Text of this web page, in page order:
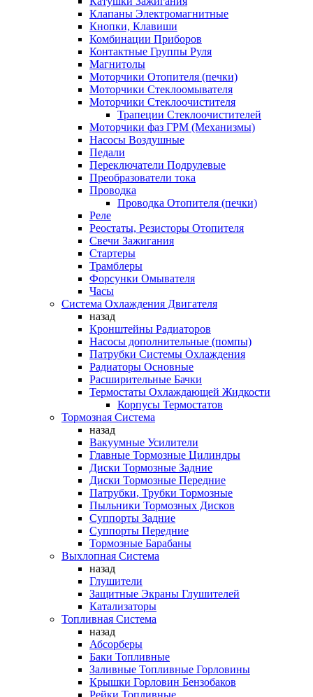
Клапаны Электромагнитные
Кнопки, Клавиши
Комбинации Приборов
Контактные Группы Руля
Магнитолы
Моторчики Отопителя (печки)
Моторчики Стеклоомывателя
Моторчики Стеклоочистителя
Трапеции Стеклоочистителей
Моторчики фаз ГРМ (Механизмы)
Насосы Воздушные
Педали
Переключатели Подрулевые
Преобразователи тока
Проводка
Проводка Отопителя (печки)
Реле
Реостаты, Резисторы Отопителя
Свечи Зажигания
Стартеры
Трамблеры
Форсунки Омывателя
Часы
Система Охлаждения Двигателя
назад
Кронштейны Радиаторов
Насосы дополнительные (помпы)
Патрубки Системы Охлаждения
Радиаторы Основные
Расширительные Бачки
Термостаты Охлаждающей Жидкости
Корпусы Термостатов
Тормозная Система
назад
Вакуумные Усилители
Главные Тормозные Цилиндры
Диски Тормозные Задние
Диски Тормозные Передние
Патрубки, Трубки Тормозные
Пыльники Тормозных Дисков
Суппорты Задние
Суппорты Передние
Тормозные Барабаны
Выхлопная Система
назад
Глушители
Защитные Экраны Глушителей
Катализаторы
Топливная Система
назад
Абсорберы
Баки Топливные
Заливные Топливные Горловины
Крышки Горловин Бензобаков
Рейки Топливные